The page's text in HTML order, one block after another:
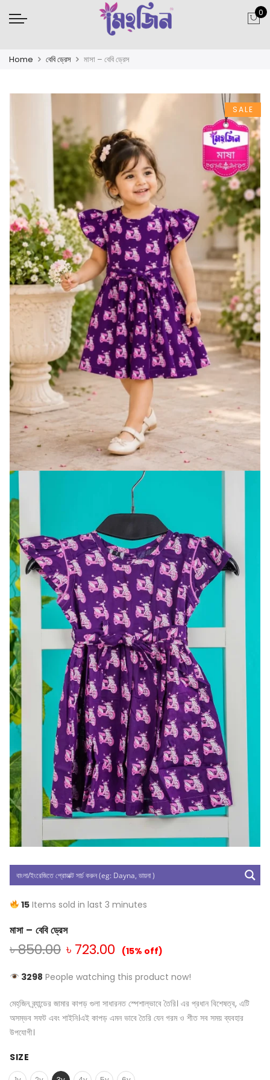
0
Home বেবি ড্রেস মাসা – বেবি ড্রেস
SALE
15Items sold in last 3 minutes
মাসা – বেবি ড্রেস
৳850.00 ৳ 723.00 (15% off)
3298 People watching this product now!
মেহ্‌জিন ব্র্যান্ডের জামার কাপড় গুলা সাধারনত স্পেশাল্ভাবে তৈরি। এর প্রধান বিশেষত্ব, এটি
অসম্ভব সফট এবং শাইনি।এই কাপড় এমন ভাবে তৈরি যেন গরম ও শীত সব সময় ব্যবহার
উপযোগী।
SIZE